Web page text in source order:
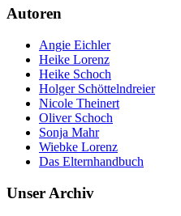
Autoren
Angie Eichler
Heike Lorenz
Heike Schoch
Holger Schöttelndreier
Nicole Theinert
Oliver Schoch
Sonja Mahr
Wiebke Lorenz
Das Elternhandbuch
Unser Archiv